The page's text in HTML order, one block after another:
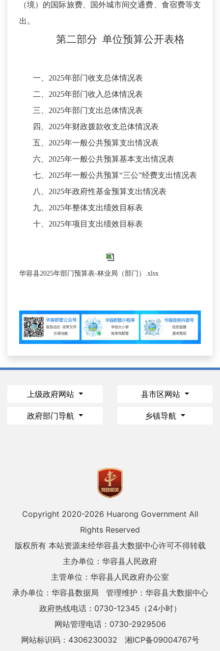
（境）的国际旅费、国外城市间交通费、食宿费等支
出。
第二部分 单位预算公开表格
一、 2025年部门收支总体情况表
二、 2025年部门收入总体情况表
三、 2025年部门支出总体情况表
四、 2025年财政拨款收支总体情况表
五、 2025年一般公共预算支出情况表
六、 2025年一般公共预算基本支出情况表
七、 2025年一般公共预算“三公”经费支出情况表
八、 2025年政府性基金预算支出情况表
九、 2025年整体支出绩效目标表
十、 2025年项目支出绩效目标表
华容县2025年部门预算表-林业局（部门）.xlsx
上级政府网站 县市区网站
政府部门导航 乡镇导航
Copyright 2020-2026 Huarong Government All
Rights Reserved
版权所有 本站资源未经华容县大数据中心许可不得转载
主办单位：华容县人民政府
主管单位：华容县人民政府办公室
承办单位：华容县数据局
管理维护：华容县大数据中心
政府热线电话：0730-12345（24小时）
网站管理电话：0730-2929506
网站标识码：4306230032
湘ICP备09004767号